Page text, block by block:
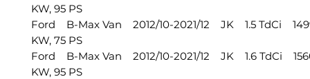
KW, 95 PS
Ford B-Max Van 2012/10-2021/12 JK 1.5 TdCi
KW, 75 PS
Ford B-Max Van 2012/10-2021/12 JK 1.6 TdCi
KW, 95 PS